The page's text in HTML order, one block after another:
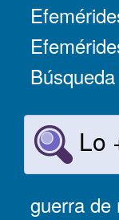
Lo
guerra de